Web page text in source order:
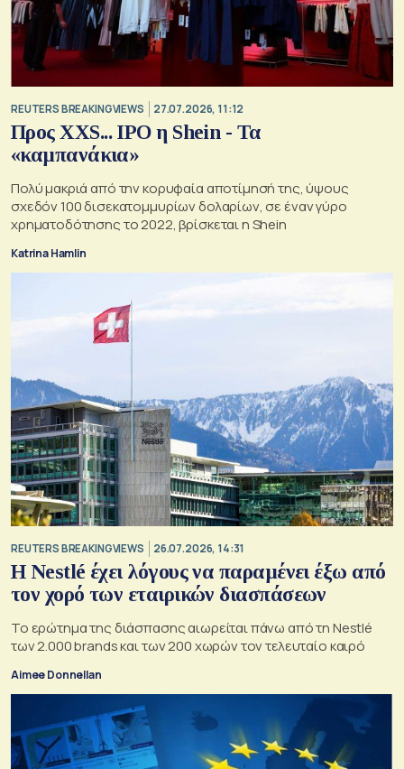
REUTERS BREAKINGVIEWS 27.07.2026, 11:12
Προς XXS... IPO η Shein - Τα
«καμπανάκια»
Πολύ μακριά από την κορυφαία αποτίμησή της, ύψους
σχεδόν 100 δισεκατομμυρίων δολαρίων, σε έναν γύρο
χρηματοδότησης το 2022, βρίσκεται η Shein
Katrina Hamlin
REUTERS BREAKINGVIEWS 26.07.2026, 14:31
Η Nestlé έχει λόγους να παραμένει έξω από
τον χορό των εταιρικών διασπάσεων
Το ερώτημα της διάσπασης αιωρείται πάνω από τη Nestlé
των 2.000 brands και των 200 χωρών τον τελευταίο καιρό
Aimee Donnellan